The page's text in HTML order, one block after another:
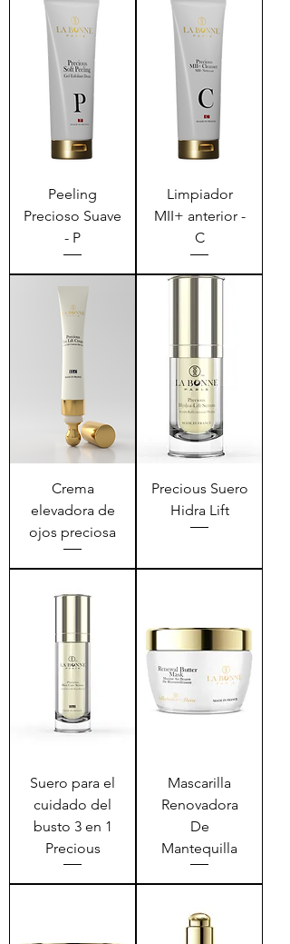
Peeling
Precioso Suave
- P
Limpiador
MII+ anterior -
C
Crema
elevadora de
ojos preciosa
Precious Suero
Hidra Lift
Suero para el
cuidado del
busto 3 en 1
Precious
Mascarilla
Renovadora
De
Mantequilla